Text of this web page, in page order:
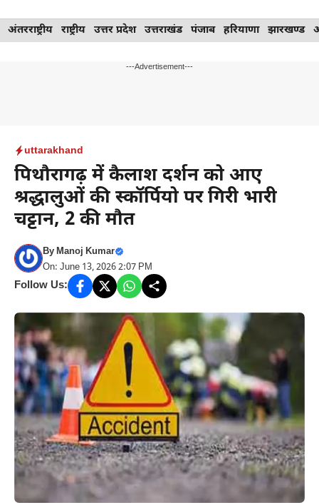
Skip
to
अंतरराष्ट्रीय राष्ट्रीय उत्तर प्रदेश उत्तराखंड पंजाब हरियाणा झारखण्ड
---Advertisement---
uttarakhand
पिथौरागढ़ में कैलाश दर्शन को आए
श्रद्धालुओं की स्कॉर्पियो पर गिरी भारी
चट्टान, 2 की मौत
ByManoj Kumar
On: June 13, 2026 2:07 PM
Follow Us: